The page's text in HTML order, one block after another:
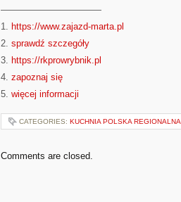
———————————
1. https://www.zajazd-marta.pl
2. sprawdź szczegóły
3. https://rkprowrybnik.pl
4. zapoznaj się
5. więcej informacji
CATEGORIES: KUCHNIA POLSKA REGIONALNA
Comments are closed.